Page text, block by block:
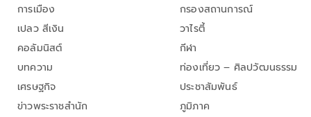
การเมือง
เปลว สีเงิน
คอลัมนิสต์
บทความ
เศรษฐกิจ
ข่าวพระราชสำนัก
กรองสถานการณ์
วาไรตี้
กีฬา
ท่องเที่ยว – ศิลปวัฒนธรรม
ประชาสัมพันธ์
ภูมิภาค